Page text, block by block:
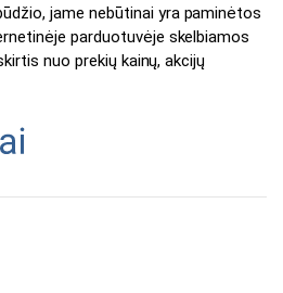
jame nebūtinai yra paminėtos
parduotuvėje skelbiamos
nuo prekių kainų, akcijų